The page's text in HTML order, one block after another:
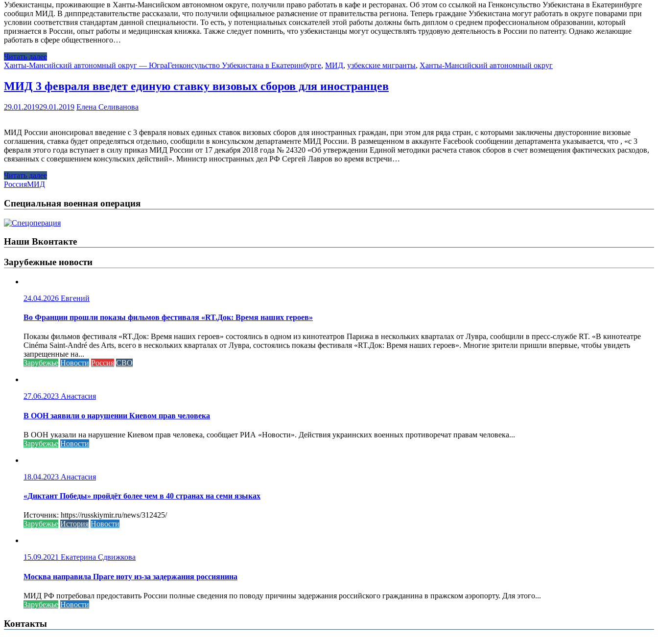
Узбекистанцы, проживающие в Ханты-Мансийском автономном округе, получили право работать в кафе и ресторанах. Об этом со ссылкой на Генконсульство Узбекистана в Екатеринбурге
сообщил МИД. В диппредставительстве рассказали, что получили официальное разъяснение от правительства региона. Теперь граждане Узбекистана могут работать в округе поварами при
условии соответствия стандартам данной специальности. То есть, у потенциальных соискателей этой работы должны быть диплом о среднем профессиональном образовании, который
признается в России, опыт работы и медицинская книжка. Также следует помнить, что узбекистанцы могут осуществлять трудовую деятельность в России по патенту. Однако желающие
работать в сфере общественного…
Читать далее
Ханты-Мансийский автономный округ — ЮграГенконсульство Узбекистана в Екатеринбурге, МИД, узбекские мигранты, Ханты-Мансийский автономный округ
МИД 3 февраля введет единую ставку визовых сборов для иностранцев
29.01.201929.01.2019 Елена Селиванова
МИД России анонсировал введение с 3 февраля новых единых ставок визовых сборов для иностранных граждан, при этом для ряда стран, с которыми заключены двусторонние визовые
соглашения, ставка будет определяться отдельно, сообщили в консульском департаменте МИД России. В размещенном в аккаунте Facebook сообщении департамента указывается, что , «с 3
февраля этого года вступает в силу приказ МИД России от 17 декабря 2018 года № 24320 «Об утверждении Единой методики расчета ставок сборов в счет возмещения фактических расходов,
связанных с совершением консульских действий». Министр иностранных дел РФ Сергей Лавров во время встречи…
Читать далее
РоссияМИД
Специальная военная операция
Наши Вконтакте
Зарубежные новости
24.04.2026 Евгений
Во Франции прошли показы фильмов фестиваля «RT.Док: Время наших героев»
Показы фильмов фестиваля «RT.Док: Время наших героев» состоялись в одном из кинотеатров Парижа в нескольких кварталах от Лувра, сообщили в пресс-службе RT. «В кинотеатре
Cinéma Saint-André des Arts, всего в нескольких кварталах от Лувра, состоялись показы фестиваля «RT.Док: Время наших героев». Многие зрители пришли впервые, чтобы увидеть
запрещенные на...
Зарубежье Новости Россия СВО
27.06.2023 Анастасия
В ООН заявили о нарушении Киевом прав человека
В ООН указали на нарушение Киевом прав человека, сообщает РИА «Новости». Действия украинских военных противоречат правам человека...
Зарубежье Новости
18.04.2023 Анастасия
«Диктант Победы» пройдёт более чем в 40 странах на семи языках
Источник: https://russkiymir.ru/news/312425/
Зарубежье История Новости
15.09.2021 Екатерина Сдвижкова
Москва направила Праге ноту из-за задержания россиянина
МИД РФ потребовал предоставить России полные сведения по поводу причины задержания российского гражданина в пражском аэропорту. Для этого...
Зарубежье Новости
Контакты